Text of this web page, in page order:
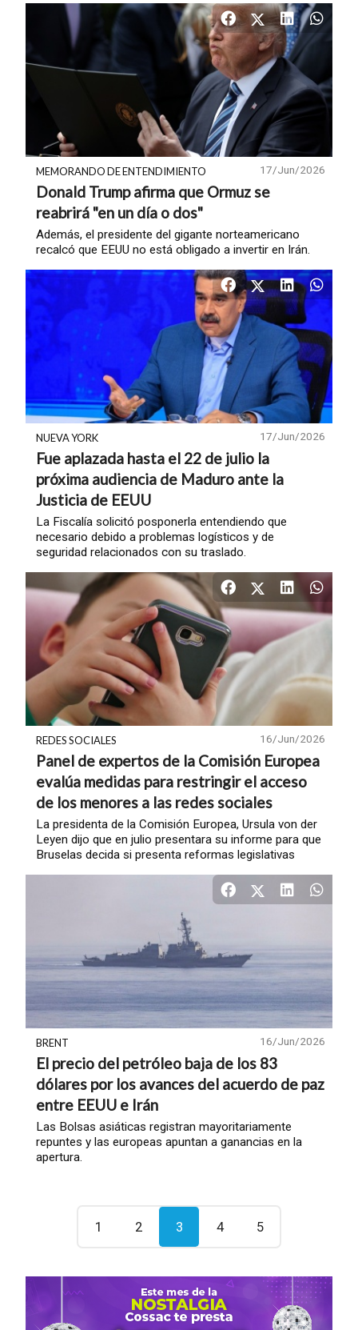
17/Jun/2026
MEMORANDO DE ENTENDIMIENTO
Donald Trump afirma que Ormuz se
reabrirá "en un día o dos"
Además, el presidente del gigante norteamericano
recalcó que EEUU no está obligado a invertir en Irán.
17/Jun/2026
NUEVA YORK
Fue aplazada hasta el 22 de julio la
próxima audiencia de Maduro ante la
Justicia de EEUU
La Fiscalía solicitó posponerla entendiendo que
necesario debido a problemas logísticos y de
seguridad relacionados con su traslado.
16/Jun/2026
REDES SOCIALES
Panel de expertos de la Comisión Europea
evalúa medidas para restringir el acceso
de los menores a las redes sociales
La presidenta de la Comisión Europea, Ursula von der
Leyen dijo que en julio presentara su informe para que
Bruselas decida si presenta reformas legislativas
16/Jun/2026
BRENT
El precio del petróleo baja de los 83
dólares por los avances del acuerdo de paz
entre EEUU e Irán
Las Bolsas asiáticas registran mayoritariamente
repuntes y las europeas apuntan a ganancias en la
apertura.
1 2 3 4 5